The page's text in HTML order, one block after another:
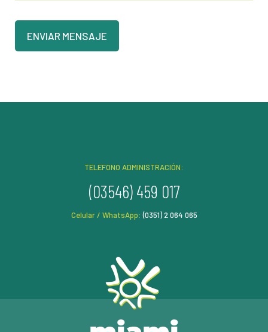
TELEFONO ADMINISTRACIÓN:
(03546) 459 017
Celular / WhatsApp: (0351) 2 064 065